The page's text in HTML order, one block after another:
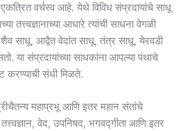
वर्चस्व आहे. येथे विविध संप्रदायांचे साधू
तत्त्वज्ञानाच्या आधारे त्यांची साधना वेगळी
साधू, आद्वैत वेदांत साधू, तंत्र साधू, येरवडी
या संप्रदायांच्या साधकांना आपल्या पंथाचे
करण्याची संधी मिळते.
महाप्रभू आणि इतर महान संतांचे
वेद, उपनिषद, भगवद्गीता आणि इतर